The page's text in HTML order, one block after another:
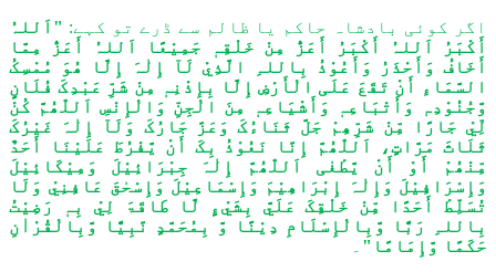
اگر کوئی بادشاہ حاکم یا ظالم سے ڈرے تو کہے: "اَللہُ
أَکْبَرُ اَللہُ أَکْبَرُ أَعَزُّ مِنْ خَلْقِہٖ جَمِیْعًا اَللہُ أَعَزُّ مِمَّا
أَخَافُ وَأَحْذَرُ وَأَعُوْذُ بِاللہِ الَّذِيْ لَآ إِلٰہَ إِلَّا ھُوَ مُمْسِکُ
السَّمَاءِ أَنْ تَقَعَ عَلَی الْأَرْضِ إِلَّا بِإِذْنِہٖ مِنْ شَرِّ عَبْدِکَ فُلَانٍ
وَّجُنُوْدِہٖ وَأَتْبَاعِہٖ وَأَشْیَاعِہٖ مِنَ الْجِنِّ وَالْإِنْسِ اَللّٰھُمَّ کُنْ
لِّيْ جَارًا مِّنْ شَرِّھِمْ جَلَّ ثَنَاءُکَ وَعَزَّ جَارُکَ وَلَآ إِلٰہَ غَیْرُکَ
ثَلَاثَ مَرَّاتٍ، اَللّٰھُمَّ إِنَّا نَعُوْذُ بِکَ أَنْ یَّفْرُطَ عَلَیْنَا أَحَدٌ
مِّنْھُمْ أَوْ أَنْ یَّطْغٰی اَللّٰھُمَّ إِلٰہَ جِبْرَائِیْلَ وَمِیْکَائِیْلَ
وَإِسْرَافِیْلَ وَإِلٰہَ إِبْرَاھِیْمَ وَإِسْمَاعِیْلَ وَإِسْحٰقَ عَافِنِيْ وَلَا
تُسَلِّطْ أَحَدًا مِّنْ خَلْقِکَ عَلَيَّ بِشَيْءٍ لَّا طَاقَۃَ لِيْ بِہٖ رَضِیْتُ
بِاللہِ رَبًّا وَّبِالْإِسْلَامِ دِیْنًا وَّ بِمُحَمَّدٍ نَّبِیًّا وَّبِالْقُرْاٰنِ
حَکَمًا وَّإِمَامًا"